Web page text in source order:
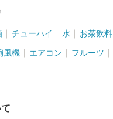
チューハイ 水 お茶飲料
風機 エアコン フルーツ